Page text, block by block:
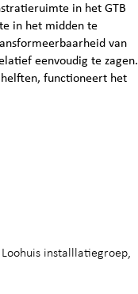
in het GTB
in het midden te
van
eenvoudig te zagen.
functioneert het
installlatiegroep,